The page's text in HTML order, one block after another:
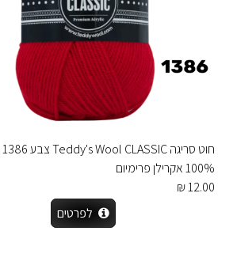
100% אקרילן פרימיום
12.00 ₪
לפרטים